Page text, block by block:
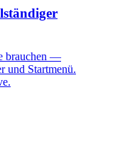
brauchen —
und Startmenü.